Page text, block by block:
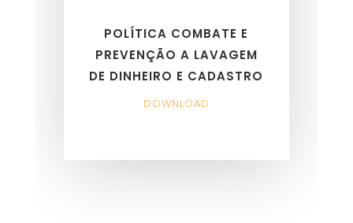
POLÍTICA COMBATE E
PREVENÇÃO A LAVAGEM
DE DINHEIRO E CADASTRO
DOWNLOAD